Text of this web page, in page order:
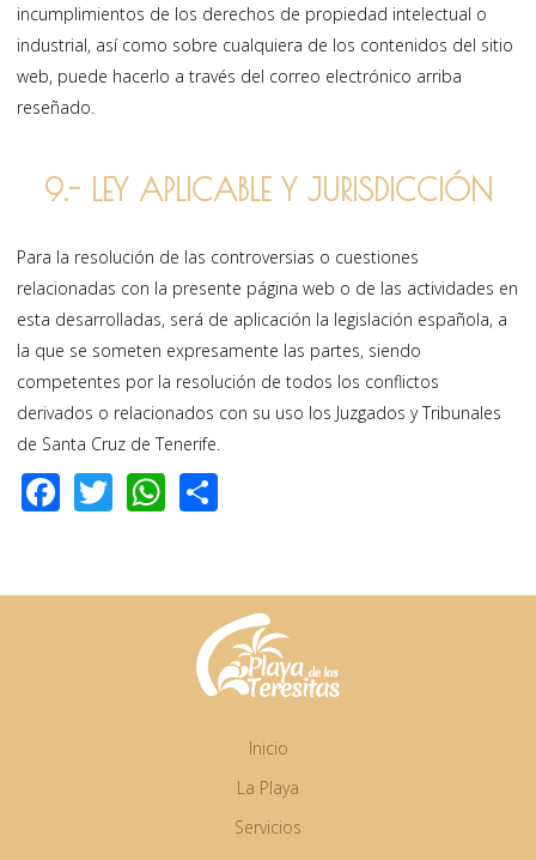
incumplimientos de los derechos de propiedad intelectual o
industrial, así como sobre cualquiera de los contenidos del sitio
web, puede hacerlo a través del correo electrónico arriba
reseñado.
9.- LEY APLICABLE Y JURISDICCIÓN
Para la resolución de las controversias o cuestiones
relacionadas con la presente página web o de las actividades en
esta desarrolladas, será de aplicación la legislación española, a
la que se someten expresamente las partes, siendo
competentes por la resolución de todos los conflictos
derivados o relacionados con su uso los Juzgados y Tribunales
de Santa Cruz de Tenerife.
F
ac
b
T
wi
er
W
h
s e
Inicio
La Playa
Servicios